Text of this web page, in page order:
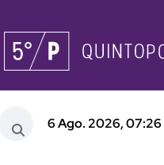
6 Ago. 2026, 07:26